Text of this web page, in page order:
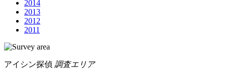
2014
2013
2012
2011
アイシン探偵 調査エリア